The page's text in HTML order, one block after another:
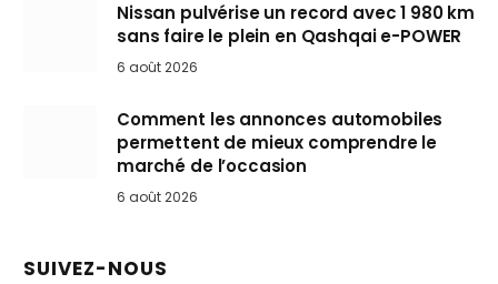
Nissan pulvérise un record avec 1 980 km
sans faire le plein en Qashqai e-POWER
6 août 2026
Comment les annonces automobiles
permettent de mieux comprendre le
marché de l’occasion
6 août 2026
SUIVEZ-NOUS